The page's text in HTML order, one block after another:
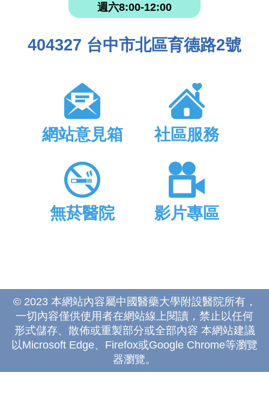
週六8:00-12:00
404327 台中市北區育德路2號
網站意見箱 社區服務
無菸醫院 影片專區
© 2023 本網站內容屬中國醫藥大學附設醫院所有，
一切內容僅供使用者在網站線上閱讀，禁止以任何
形式儲存、散佈或重製部分或全部內容 本網站建議
以Microsoft Edge、Firefox或Google Chrome等瀏覽
器瀏覽。